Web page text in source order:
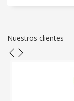
Nuestros clientes